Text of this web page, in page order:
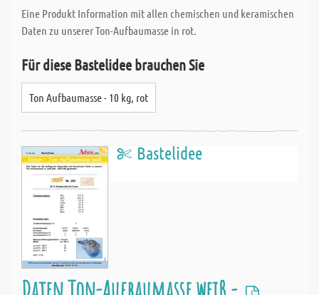
Eine Produkt Information mit allen chemischen und keramischen
Daten zu unserer Ton-Aufbaumasse in rot.
Für diese Bastelidee brauchen Sie
Ton Aufbaumasse - 10 kg, rot
Bastelidee